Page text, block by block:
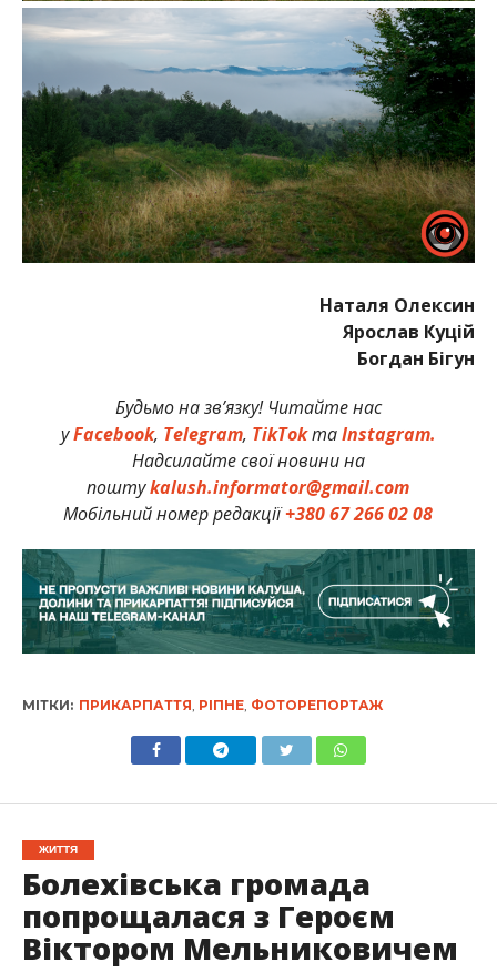
Наталя Олексин
Ярослав Куцій
Богдан Бігун
Будьмо на зв’язку! Читайте нас
уFacebook, Telegram, TikTokтаInstagram.
Надсилайте свої новини на
поштуkalush.informator@gmail.com
Мобільний номер редакції+380 67 266 02 08
МІТКИ: ПРИКАРПАТТЯ РІПНЕ, ФОТОРЕПОРТАЖ
ЖИТТЯ
Болехівська громада
попрощалася з Героєм
Віктором Мельниковичем